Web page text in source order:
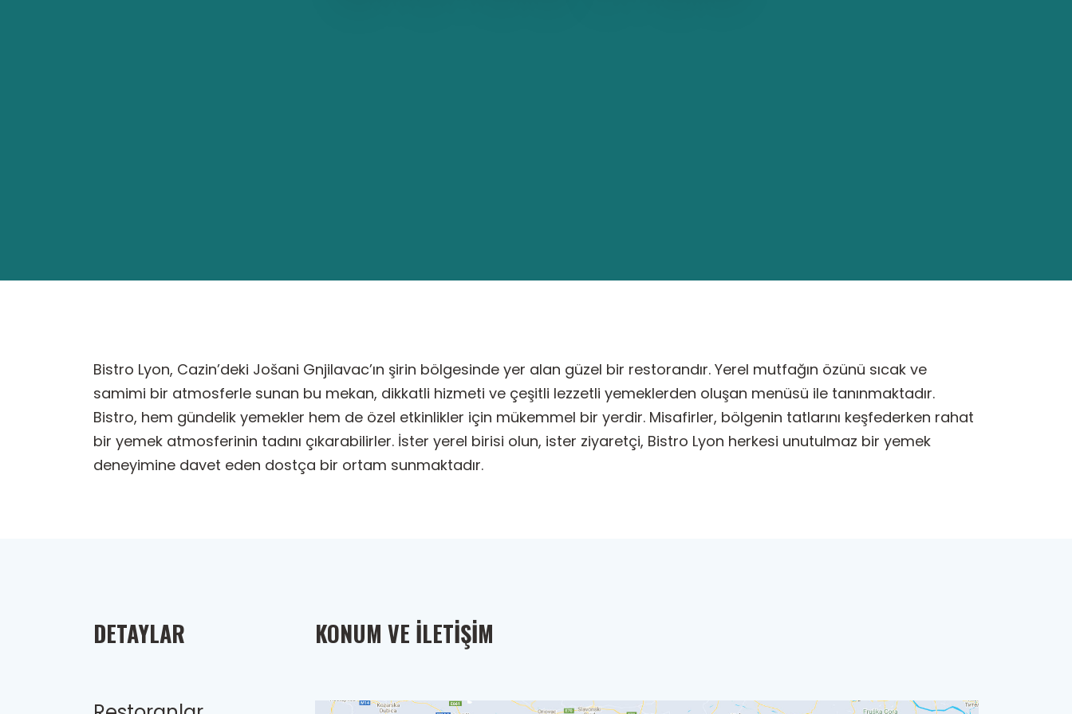
Bistro Lyon, Cazin’deki Jošani Gnjilavac’ın şirin bölgesinde yer alan güzel bir restorandır. Yerel mutfağın özünü sıcak ve
samimi bir atmosferle sunan bu mekan, dikkatli hizmeti ve çeşitli lezzetli yemeklerden oluşan menüsü ile tanınmaktadır.
Bistro, hem gündelik yemekler hem de özel etkinlikler için mükemmel bir yerdir. Misafirler, bölgenin tatlarını keşfederken rahat
bir yemek atmosferinin tadını çıkarabilirler. İster yerel birisi olun, ister ziyaretçi, Bistro Lyon herkesi unutulmaz bir yemek
deneyimine davet eden dostça bir ortam sunmaktadır.
DETAYLAR KONUM VE İLETIŞIM